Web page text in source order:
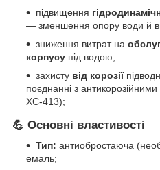
підвищення
— зменшення опору води й
зниження витрат на
корпусу під водою;
захисту від корозії
поєднанні з
ХС‑413);
💪 Основні властивості
Тип: антиобростаюча
емаль;